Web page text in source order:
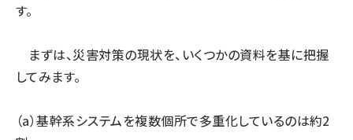
す。
まずは、災害対策の現状を、いくつかの資料を基に把握
してみます。
（a）基幹系システムを複数個所で多重化しているのは約2